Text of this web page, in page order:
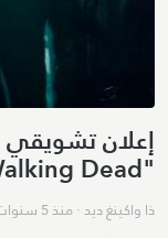
"The Walking Dead"
ذا واكينغ ديد·منذ 5 سنوات